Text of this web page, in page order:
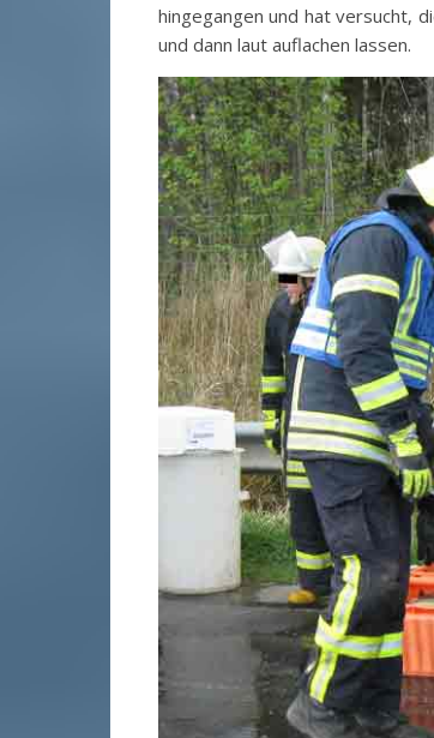
hingegangen und hat versucht,
und dann laut auflachen lassen.